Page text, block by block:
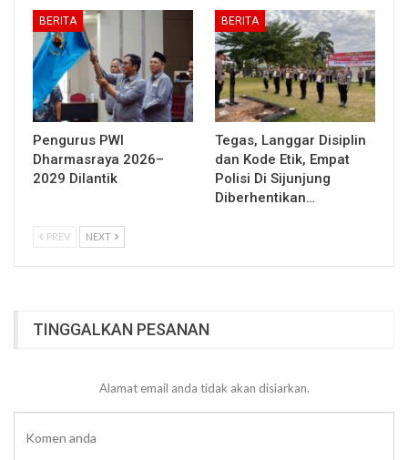
BERITA
Pengurus PWI
Dharmasraya 2026–
2029 Dilantik
BERITA
Tegas, Langgar Disiplin
dan Kode Etik, Empat
Polisi Di Sijunjung
Diberhentikan…
PREV NEXT
TINGGALKAN PESANAN
Alamat email anda tidak akan disiarkan.